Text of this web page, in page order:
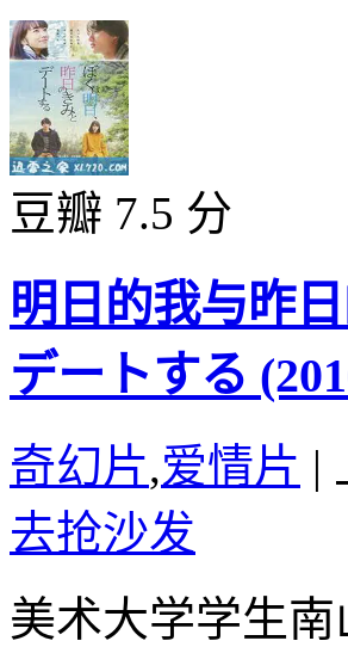
豆瓣 7.5 分
明日的我与昨
デートする
奇幻片,爱情片 |
去抢沙发
美术大学学生